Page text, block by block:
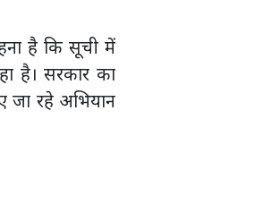
है कि सूची में
है। सरकार का
जा रहे अभियान